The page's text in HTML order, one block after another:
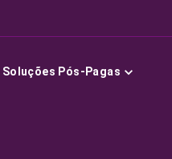
Soluções Pós-Pagas